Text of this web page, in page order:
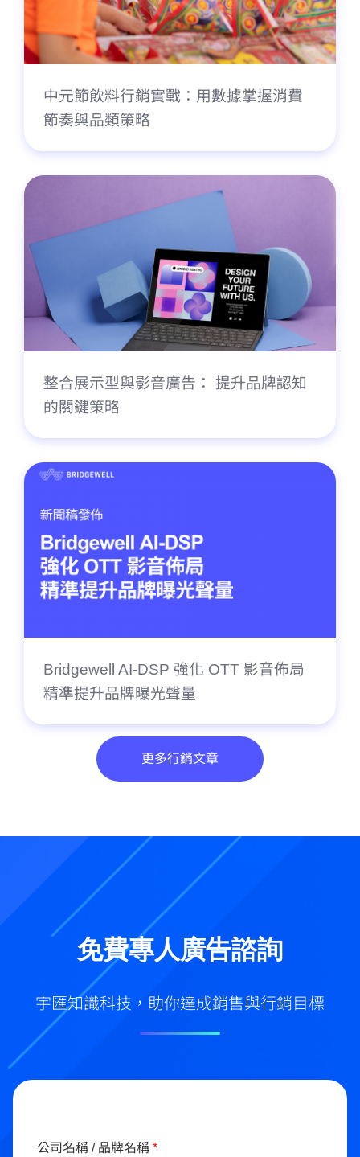
中元節飲料行銷實戰：用數據掌握消費
節奏與品類策略
整合展示型與影音廣告： 提升品牌認知
的關鍵策略
Bridgewell AI-DSP 強化 OTT 影音佈局
精準提升品牌曝光聲量
更多行銷文章
免費專人廣告諮詢
宇匯知識科技，助你達成銷售與行銷目標
公司名稱 / 品牌名稱 *